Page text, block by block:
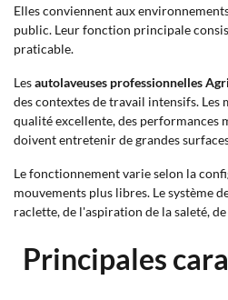
Elles conviennent aux
public. Leur fonction principale
praticable.
Lesautolaveuses professionnelles
des contextes de travail intensifs.
qualité excellente, des performances
doivent entretenir de grandes
Le fonctionnement varie selon la
mouvements plus libres. Le système
raclette, de l'aspiration de la saleté,
Principales